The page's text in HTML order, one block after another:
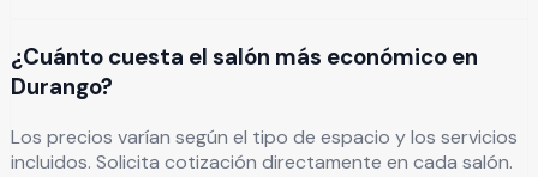
¿Cuánto cuesta el salón más económico en
Durango?
Los precios varían según el tipo de espacio y los servicios
incluidos. Solicita cotización directamente en cada salón.